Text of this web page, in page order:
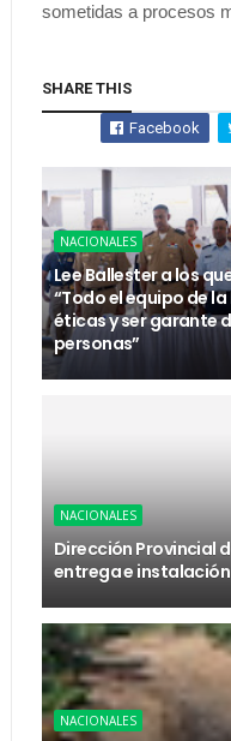
sometidas a procesos
SHARE THIS
Facebook
NACIONALES
Lee Ballester a los
“Todo el equipo de
éticas y ser garante
personas”
NACIONALES
Dirección Provincial
entrega e
NACIONALES